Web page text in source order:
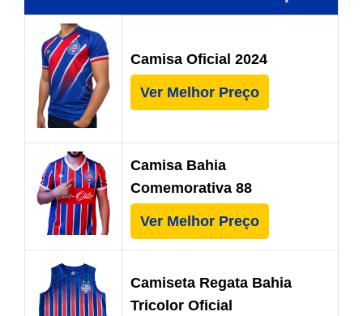
Camisa Oficial 2024
Ver Melhor Preço
Camisa Bahia
Comemorativa 88
Ver Melhor Preço
Camiseta Regata Bahia
Tricolor Oficial